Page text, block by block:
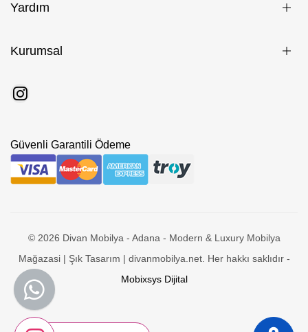
Yardım
Kurumsal
Güvenli Garantili Ödeme
© 2026 Divan Mobilya - Adana - Modern & Luxury Mobilya
Mağazasi | Şık Tasarım | divanmobilya.net. Her hakkı saklıdır -
Mobixsys Dijital